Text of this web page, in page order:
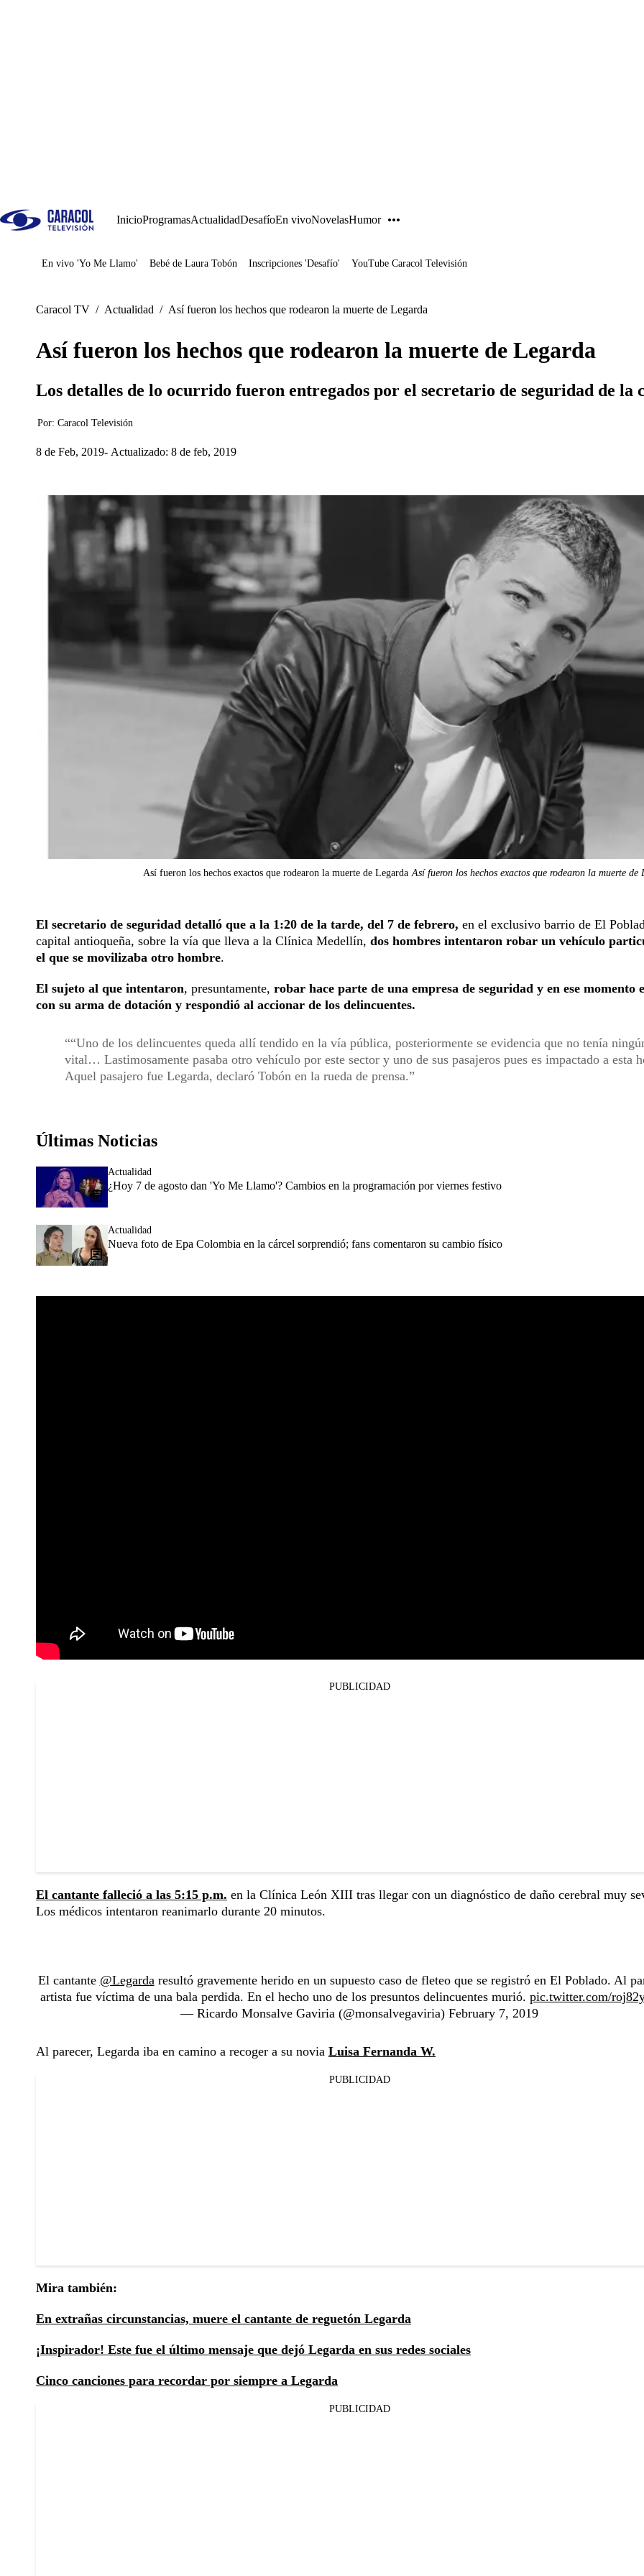
InicioProgramasActualidadDesafíoEn vivoNovelasHumor
Juegos
En vivo 'Yo Me Llamo' Bebé de Laura Tobón Inscripciones 'Desafío' YouTube Caracol Televisión
Caracol TV / Actualidad / Así fueron los hechos que rodearon la muerte de Legarda
Así fueron los hechos que rodearon la muerte de Legarda
Los detalles de lo ocurrido fueron entregados por el secretario de seguridad de la
Por: Caracol Televisión
8 de Feb, 2019 Actualizado: 8 de feb, 2019
Así fueron los hechos exactos que rodearon la muerte de Legarda Así fueron los hechos exactos que rodearon la muerte de
El secretario de seguridad detalló que a la 1:20 de la tarde, del 7 de febrero, en el exclusivo barrio de El
capital antioqueña, sobre la vía que lleva a la Clínica Medellín, dos hombres intentaron robar un vehículo
el que se movilizaba otro hombre.
El sujeto al que intentaron, presuntamente, robar hace parte de una empresa de seguridad y en ese momento
con su arma de dotación y respondió al accionar de los delincuentes.
“Uno de los delincuentes queda allí tendido en la vía pública, posteriormente se evidencia que no tenía
vital… Lastimosamente pasaba otro vehículo por este sector y uno de sus pasajeros pues es impactado a esta
Aquel pasajero fue Legarda, declaró Tobón en la rueda de prensa.
Últimas Noticias
Actualidad
¿Hoy 7 de agosto dan 'Yo Me Llamo'? Cambios en la programación por viernes festivo
Actualidad
Nueva foto de Epa Colombia en la cárcel sorprendió; fans comentaron su cambio físico
PUBLICIDAD
El cantante falleció a las 5:15 p.m. en la Clínica León XIII tras llegar con un diagnóstico de daño cerebral muy
Los médicos intentaron reanimarlo durante 20 minutos.
El cantante @Legardaresultó gravemente herido en un supuesto caso de fleteo que se registró en El Poblado. Al
artista fue víctima de una bala perdida. En el hecho uno de los presuntos delincuentes murió. pic.twitter.com/
— Ricardo Monsalve Gaviria (@monsalvegaviria) February 7, 2019
Al parecer, Legarda iba en camino a recoger a su novia Luisa Fernanda W.
PUBLICIDAD
Mira también:
En extrañas circunstancias, muere el cantante de reguetón Legarda
¡Inspirador! Este fue el último mensaje que dejó Legarda en sus redes sociales
Cinco canciones para recordar por siempre a Legarda
PUBLICIDAD